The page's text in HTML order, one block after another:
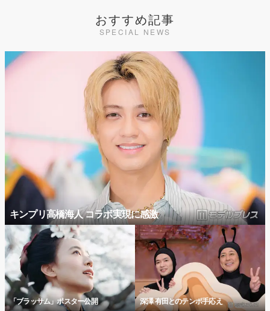
おすすめ記事
SPECIAL NEWS
キンプリ高橋海人 コラボ実現に感激
「ブラッサム」ポスター公開 深澤 有田とのテンポ手応え